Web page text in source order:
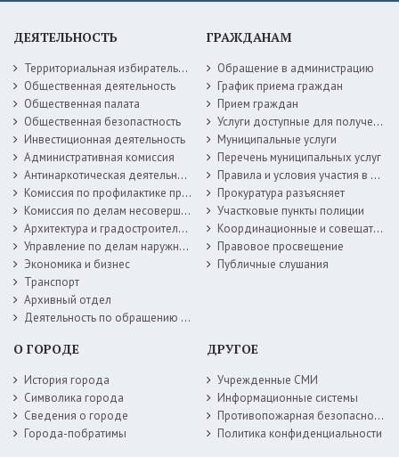
ДЕЯТЕЛЬНОСТЬ
Территориальная избирательная комиссия
Общественная деятельность
Общественная палата
Общественная безопастность
Инвестиционная деятельность
Административная комиссия
Антинаркотическая деятельность
Комиссия по профилактике правонарушений
Комиссия по делам несовершеннолетних
Архитектура и градостроительство
Управление по делам наружной рекламы
Экономика и бизнес
Транспорт
Архивный отдел
Деятельность по обращению с животными без владельцев
ГРАЖДАНАМ
Обращение в администрацию
График приема граждан
Прием граждан
Услуги доступные для получения в электронной форме
Муниципальные услуги
Перечень муниципальных услуг
Правила и условия участия в жилищных программах
Прокуратура разъясняет
Участковые пункты полиции
Координационные и совещательные органы
Правовое просвещение
Публичные слушания
О ГОРОДЕ
История города
Символика города
Сведения о городе
Города-побратимы
ДРУГОЕ
Учрежденные СМИ
Информационные системы
Противопожарная безопасность
Политика конфиденциальности